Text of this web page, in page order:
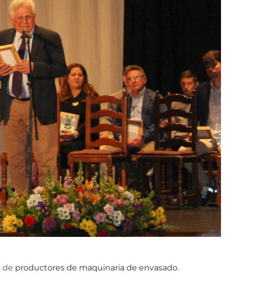
de productores de maquinaria de envasado.